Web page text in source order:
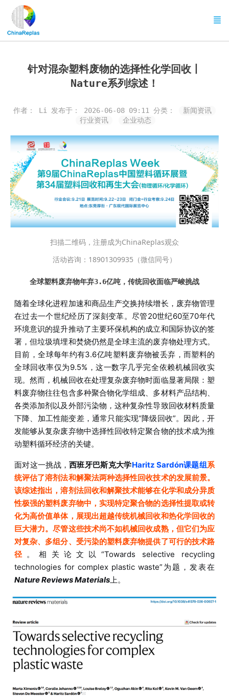
针对混杂塑料废物的选择性化学回收丨
Nature系列综述！
作者： Li 发布于： 2026-06-08 09:11 分类：
新闻资讯
行业资讯
企业动态
扫描二维码，注册成为ChinaReplas观众
活动咨询：18901309935（微信同号）
全球塑料废弃物年弃3.6亿吨，传统回收面临严峻挑战
随着全球化进程加速和商品生产交换持续增长，废弃物管理
在过去一个世纪经历了深刻变革。尽管20世纪60至70年代
环境意识的提升推动了主要环保机构的成立和国际协议的签
署，但垃圾填埋和焚烧仍然是全球主流的废弃物处理方式。
目前，全球每年约有3.6亿吨塑料废弃物被丢弃，而塑料的
全球回收率仅为9.5%，这一数字几乎完全依赖机械回收实
现。然而，机械回收在处理复杂废弃物时面临显著局限：塑
料废弃物往往包含多种聚合物化学组成、多材料产品结构、
各类添加剂以及外部污染物，这种复杂性导致回收材料质量
下降、加工性能变差，通常只能实现“降级回收”。因此，开
发能够从复杂废弃物中选择性回收特定聚合物的技术成为推
动塑料循环经济的关键。
面对这一挑战，西班牙巴斯克大学Haritz Sardón课题组系
统评估了溶剂法和解聚法两种选择性回收技术的发展前景。
该综述指出，溶剂法回收和解聚技术能够在化学和成分异质
性极强的塑料废弃物中，实现特定聚合物的选择性提取或转
化为高价值单体，展现出超越传统机械回收和热化学回收的
巨大潜力。尽管这些技术尚不如机械回收成熟，但它们为应
对复杂、多组分、受污染的塑料废弃物提供了可行的技术路
径 。相关论文以“Towards selective recycling
technologies for complex plastic waste”为题，发表在
Nature Reviews Materials上。